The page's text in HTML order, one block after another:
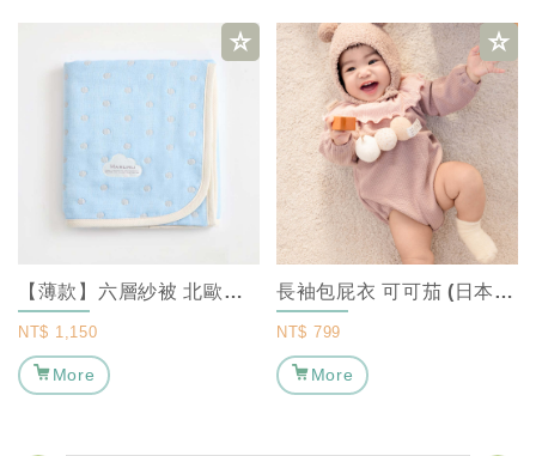
【薄款】六層紗被 北歐星空 (S/M/L) ｜ MARURU【嬰兒棉被/嬰兒被...
NT$ 1,150
More
長袖包屁衣 可可茄 (日本製)【新生兒包屁衣/寶寶包屁衣/日本製包屁衣】｜MA...
NT$ 799
More